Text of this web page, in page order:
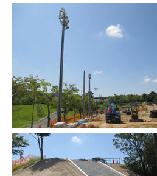
修道学園のあゆみ
300周年記念事業
300周年インタビュー・メッセージ
300周年記念ムービー
お知らせ